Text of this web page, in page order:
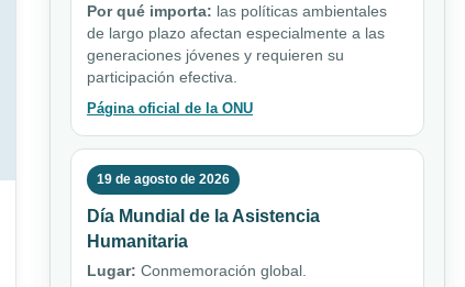
Por qué importa: las políticas ambientales
de largo plazo afectan especialmente a las
generaciones jóvenes y requieren su
participación efectiva.
Página oficial de la ONU
19 de agosto de 2026
Día Mundial de la Asistencia
Humanitaria
Lugar: Conmemoración global.